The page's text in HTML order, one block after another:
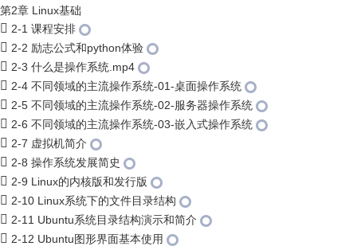
第2章 Linux基础
2-1 课程安排
2-2 励志公式和python体验
2-3 什么是操作系统.mp4
2-4 不同领域的主流操作系统-01-桌面操作系统
2-5 不同领域的主流操作系统-02-服务器操作系统
2-6 不同领域的主流操作系统-03-嵌入式操作系统
2-7 虚拟机简介
2-8 操作系统发展简史
2-9 Linux的内核版和发行版
2-10 Linux系统下的文件目录结构
2-11 Ubuntu系统目录结构演示和简介
2-12 Ubuntu图形界面基本使用